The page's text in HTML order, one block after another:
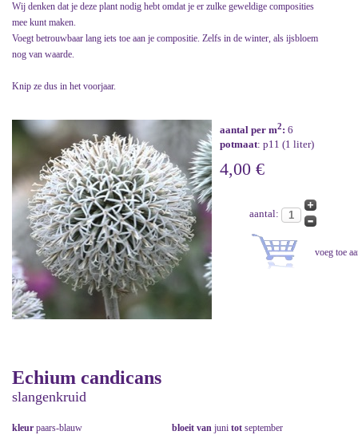
Wij denken dat je deze plant nodig hebt omdat je er zulke geweldige composities
mee kunt maken.
Voegt betrouwbaar lang iets toe aan je compositie. Zelfs in de winter, als ijsbloem
nog van waarde.
Knip ze dus in het voorjaar.
aantal per m2: 6
potmaat: p11 (1 liter)
4,00 €
aantal:
Echium candicans
slangenkruid
kleur paars-blauw bloeit van juni tot september